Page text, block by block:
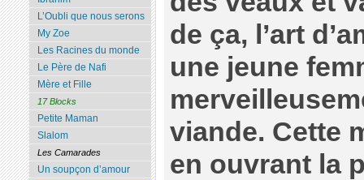
de ça, l’art
une jeune
viande. Cette
en ouvrant la
L’Oubli que nous serons
My Zoe
Les Racines du monde
Le Père de Nafi
Mère et Fille
17 Blocks
Petite Maman
Slalom
Les Camarades
Un soupçon d’amour